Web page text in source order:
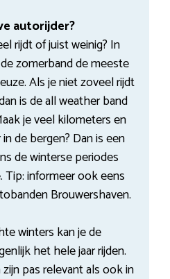
autorijder?
rijdt of juist weinig? In
zomerband de meeste
Als je niet zoveel rijdt
is de all weather band
je veel kilometers en
de bergen? Dan is een
de winterse periodes
Tip: informeer ook eens
Brouwershaven.
winters kan je de
het hele jaar rijden.
pas relevant als ook in